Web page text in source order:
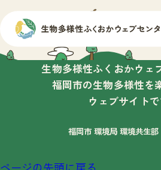
生物多様性ふくおかウェ
福岡市の生物多様性を
ウェブサイトで
福岡市 環境局 環境共生